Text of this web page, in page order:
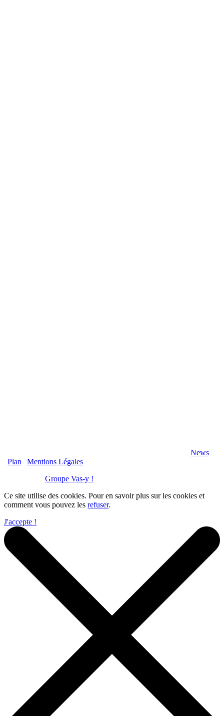
News
Plan
Mentions Légales
Groupe Vas-y !
Ce site utilise des cookies. Pour en savoir plus sur les cookies et
comment vous pouvez les refuser.
J'accepte !